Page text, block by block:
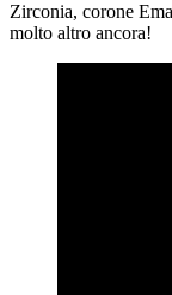
Zirconia, corone
molto altro ancora!